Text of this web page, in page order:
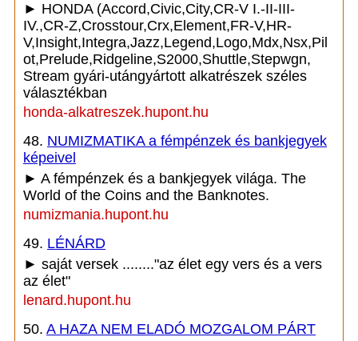
► HONDA (Accord,Civic,City,CR-V I.-II-III-
IV.,CR-Z,Crosstour,Crx,Element,FR-V,HR-
V,Insight,Integra,Jazz,Legend,Logo,Mdx,Nsx,Pil
ot,Prelude,Ridgeline,S2000,Shuttle,Stepwgn,
Stream gyári-utángyártott alkatrészek széles
választékban
honda-alkatreszek.hupont.hu
48. NUMIZMATIKA a fémpénzek és bankjegyek
képeivel
► A fémpénzek és a bankjegyek világa. The
World of the Coins and the Banknotes.
numizmania.hupont.hu
49. LÉNÁRD
► saját versek ........"az élet egy vers és a vers
az élet"
lenard.hupont.hu
50. A HAZA NEM ELADÓ MOZGALOM PÁRT